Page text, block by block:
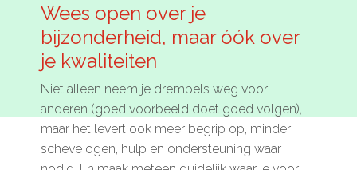
Kom in actie
Microlearnings
Breng een ODE!
Wees open over je
bijzonderheid, maar óók over
je kwaliteiten
Niet alleen neem je drempels weg voor
anderen (goed voorbeeld doet goed volgen),
maar het levert ook meer begrip op, minder
scheve ogen, hulp en ondersteuning waar